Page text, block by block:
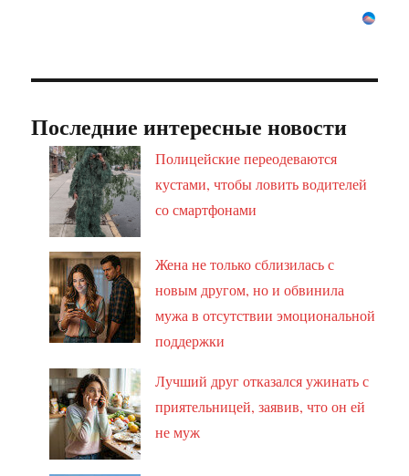
Последние интересные новости
Полицейские переодеваются
кустами, чтобы ловить водителей
со смартфонами
Жена не только сблизилась с
новым другом, но и обвинила
мужа в отсутствии эмоциональной
поддержки
Лучший друг отказался ужинать с
приятельницей, заявив, что он ей
не муж